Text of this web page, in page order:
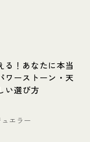
る！あなたに本当
ワーストーン・天
い選び方
ュエラー